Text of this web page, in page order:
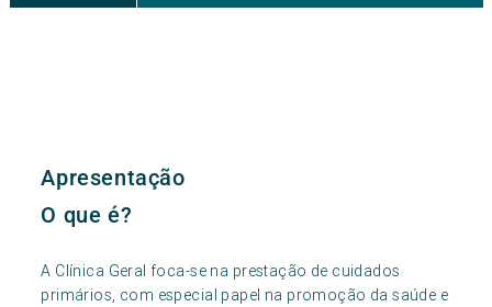
Apresentação
O que é?
A Clínica Geral foca-se na prestação de cuidados
primários, com especial papel na promoção da saúde e